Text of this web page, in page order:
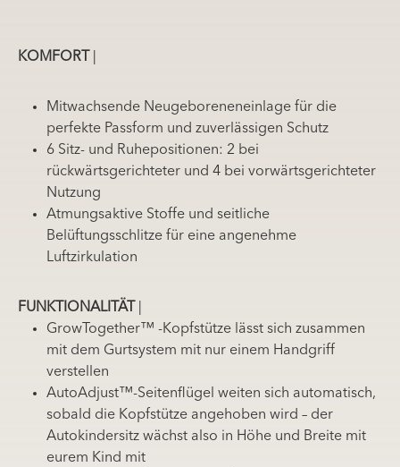
KOMFORT
Mitwachsende Neugeboreneneinlage für die
perfekte Passform und zuverlässigen Schutz
6 Sitz- und Ruhepositionen: 2 bei
rückwärtsgerichteter und 4 bei vorwärtsgerichteter
Nutzung
Atmungsaktive Stoffe und seitliche
Belüftungsschlitze für eine angenehme
Luftzirkulation
FUNKTIONALITÄT
GrowTogether™ -Kopfstütze lässt sich zusammen
mit dem Gurtsystem mit nur einem Handgriff
verstellen
AutoAdjust™-Seitenflügel weiten sich automatisch,
sobald die Kopfstütze angehoben wird – der
Autokindersitz wächst also in Höhe und Breite mit
eurem Kind mit